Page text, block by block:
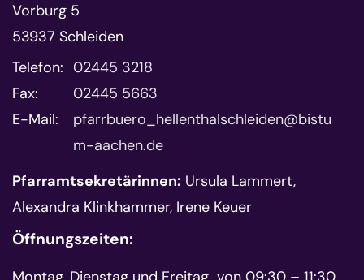
Vorburg 5
53937 Schleiden
Telefon: 02445 3218
Fax:
02445 5663
E-Mail:
pfarrbuero_hellenthalschleiden@bistu
m-aachen.de
Pfarramtsekretärinnen: Ursula Lammert,
Alexandra Klinkhammer, Irene Keuer
Öffnungszeiten: